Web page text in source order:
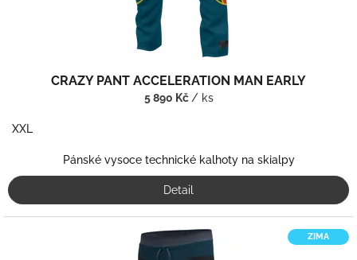
CRAZY PANT ACCELERATION MAN EARLY
5 890 Kč / ks
XXL
Pánské vysoce technické kalhoty na skialpy
Detail
ZIMA